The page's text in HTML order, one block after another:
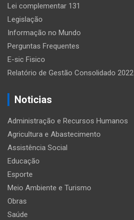
Lei complementar 131
Legislação
Informação no Mundo
Perguntas Frequentes
E-sic Fisico
Relatório de Gestão Consolidado 2022
Noticias
Administração e Recursos Humanos
Agricultura e Abastecimento
Assistência Social
Educação
Esporte
Meio Ambiente e Turismo
Obras
Saúde